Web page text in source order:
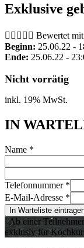
Exklusive
     Bewertet
Beginn: 25.06.22 -
Ende: 25.06.22 -
Nicht vorrätig
inkl. 19% MwSt.
IN
Name *
Telefonnummer *
E-Mail-Adresse *
In Warteliste
Ab einer
exklusiv für